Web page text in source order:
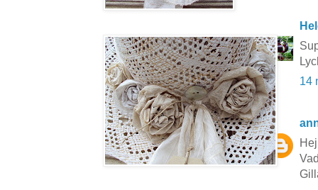
14